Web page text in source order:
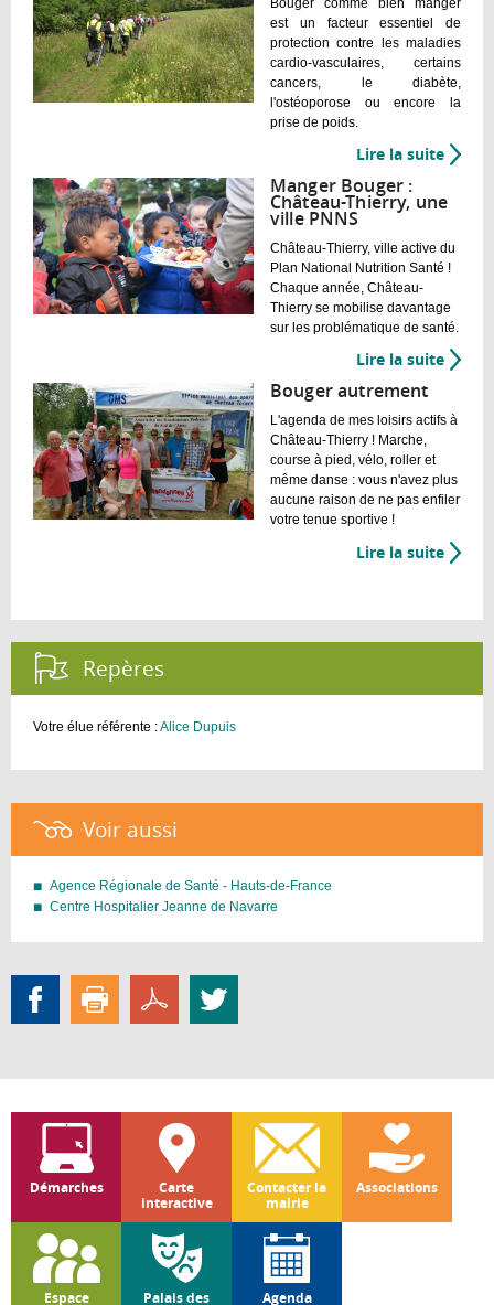
est un facteur essentiel de
protection contre les maladies
cardio-vasculaires, certains
cancers, le diabète,
l'ostéoporose ou encore la
prise de poids.
Lire la suite de
sport-
Manger Bouger :
Château-Thierry, une
ville PNNS
Château-Thierry, ville active du
Plan National Nutrition Santé !
Chaque année, Château-
Thierry se mobilise davantage
sur les problématique de santé.
Lire la suite de
:
une
PNNS
Bouger autrement
L'agenda de mes loisirs actifs à
Château-Thierry ! Marche,
course à pied, vélo, roller et
même danse : vous n'avez plus
aucune raison de ne pas enfiler
votre tenue sportive !
Lire la suite de
Repères :
Votre élue référente :A lice Dupuis
Voir aussi :
Agence Régionale de Santé - Hauts-de-France
Centre Hospitalier Jeanne de Navarre
Démarches
Carte
interactive
Contacter la
mairie
Associations
Espace
Palais des
Agenda